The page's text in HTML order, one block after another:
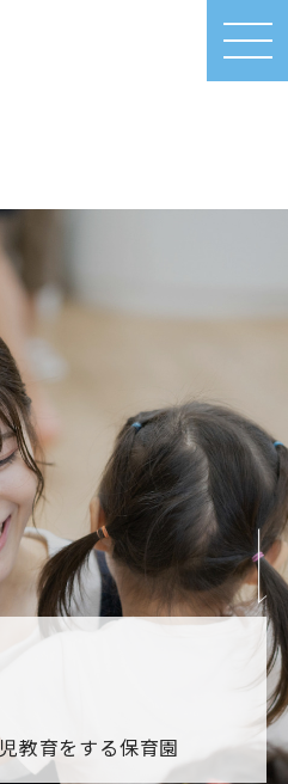
MEN
U
教育をする保育園